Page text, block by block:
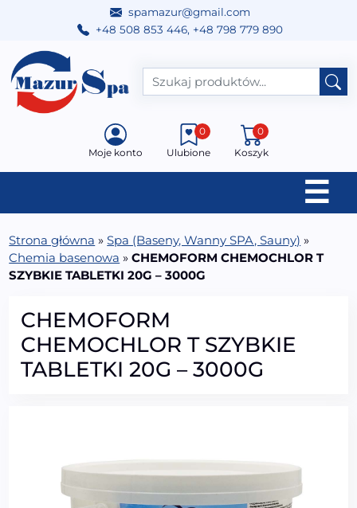
spamazur@gmail.com
+48 508 853 446, +48 798 779 890
Przejdź do treści
Main Navigation
Moje konto Ulubione
0
Koszyk
0
☰
Strona główna »Spa (Baseny, Wanny SPA, Sauny) »
Chemia basenowa »CHEMOFORM CHEMOCHLOR T
SZYBKIE TABLETKI 20G – 3000G
CHEMOFORM
CHEMOCHLOR T SZYBKIE
TABLETKI 20G – 3000G